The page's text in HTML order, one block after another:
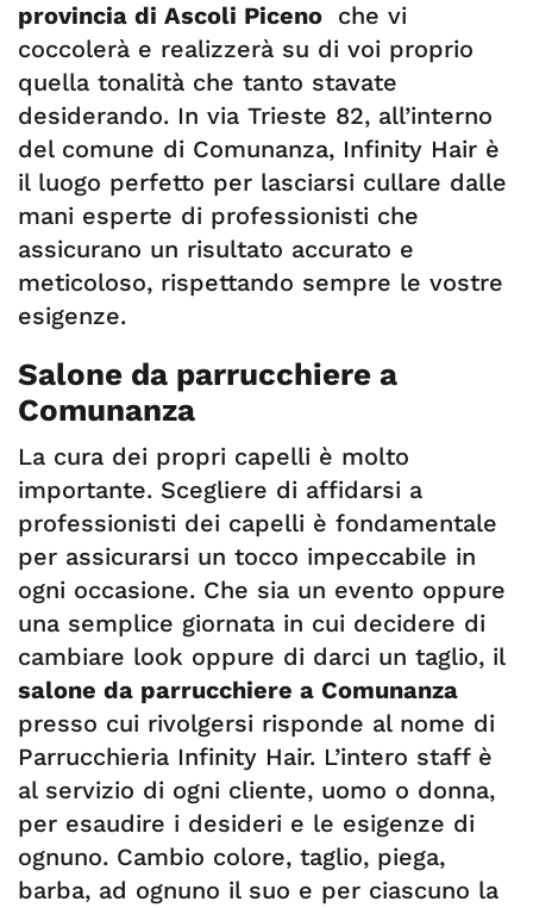
provincia di Ascoli Piceno che vi
coccolerà e realizzerà su di voi proprio
quella tonalità che tanto stavate
desiderando. In via Trieste 82, all’interno
del comune di Comunanza, Infinity Hair è
il luogo perfetto per lasciarsi cullare dalle
mani esperte di professionisti che
assicurano un risultato accurato e
meticoloso, rispettando sempre le vostre
esigenze.
Salone da parrucchiere a
Comunanza
La cura dei propri capelli è molto
importante. Scegliere di affidarsi a
professionisti dei capelli è fondamentale
per assicurarsi un tocco impeccabile in
ogni occasione. Che sia un evento oppure
una semplice giornata in cui decidere di
cambiare look oppure di darci un taglio, il
salone da parrucchiere a Comunanza
presso cui rivolgersi risponde al nome di
Parrucchieria Infinity Hair. L’intero staff è
al servizio di ogni cliente, uomo o donna,
per esaudire i desideri e le esigenze di
ognuno. Cambio colore, taglio, piega,
barba, ad ognuno il suo e per ciascuno la